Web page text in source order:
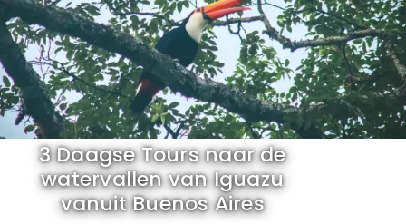
3 Daagse Tours naar de
watervallen van Iguazu
vanuit Buenos Aires